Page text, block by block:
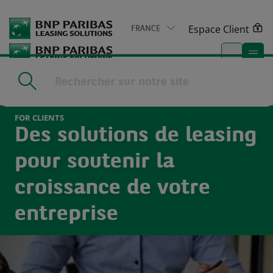
to
main
content
FRANCE Espace Client
Home
FOR CLIENTS
Des solutions de leasing
pour soutenir la
croissance de votre
entreprise